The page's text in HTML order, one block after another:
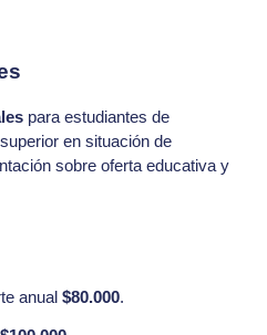
para estudiantes de
en situación de
sobre oferta educativa y
anual$80.000.